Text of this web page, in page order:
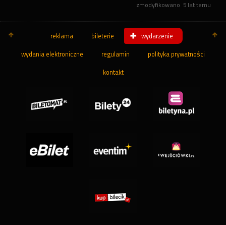
zmodyfikowano 5 lat temu
reklama bileterie wydarzenie
wydania elektroniczne regulamin polityka prywatności
kontakt